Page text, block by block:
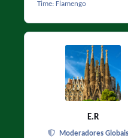
Time: Flamengo
E.R
Moderadores Globais